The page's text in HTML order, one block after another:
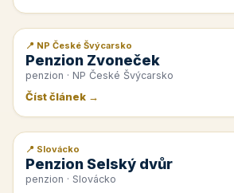
📰 PR článek
📍 NP České Švýcarsko
Penzion Zvoneček
penzion · NP České Švýcarsko
Číst článek →
📰 PR článek
📍 Slovácko
Penzion Selský dvůr
penzion · Slovácko